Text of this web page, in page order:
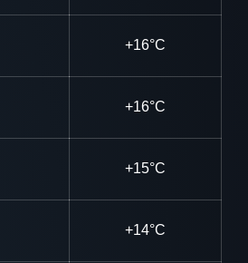
+16°C
+16°C
+15°C
+14°C